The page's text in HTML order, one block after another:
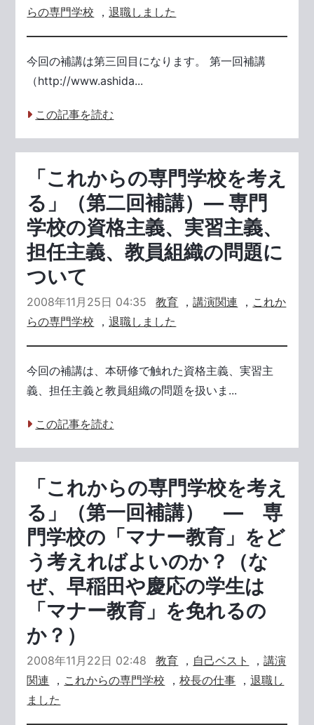
らの専門学校 ，退職しました
今回の補講は第三回目になります。 第一回補講
（http://www.ashida...
この記事を読む
「これからの専門学校を考え
る」（第二回補講）― 専門
学校の資格主義、実習主義、
担任主義、教員組織の問題に
ついて
2008年11月25日 04:35 教育 ，講演関連 ， これか
らの専門学校 ，退職しました
今回の補講は、本研修で触れた資格主義、実習主
義、担任主義と教員組織の問題を扱いま...
この記事を読む
「これからの専門学校を考え
る」（第一回補講） ― 専
門学校の「マナー教育」をど
う考えればよいのか？（な
ぜ、早稲田や慶応の学生は
「マナー教育」を免れるの
か？）
2008年11月22日 02:48 教育 ， 自己ベスト ，講演
関連 ， これからの専門学校 ，校長の仕事 ，退職し
ました